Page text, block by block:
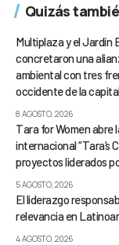
Quizás
Multiplaza y el Jardín
concretaron una
ambiental con tres
occidente de la
8 AGOSTO, 2026
Tara for Women abre
internacional “Tara’s
proyectos liderados
5 AGOSTO, 2026
El liderazgo
relevancia en
4 AGOSTO, 2026